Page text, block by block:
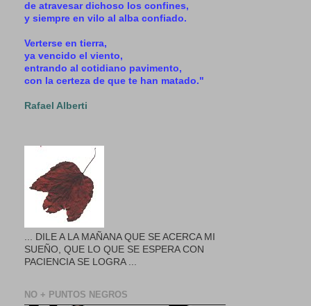
de atravesar dichoso los confines,
y siempre en vilo al alba confiado.
Verterse en tierra,
ya vencido el viento,
entrando al cotidiano pavimento,
con la certeza de que te han matado."
Rafael Alberti
... DILE A LA MAÑANA QUE SE ACERCA MI
SUEÑO, QUE LO QUE SE ESPERA CON
PACIENCIA SE LOGRA ...
NO + PUNTOS NEGROS